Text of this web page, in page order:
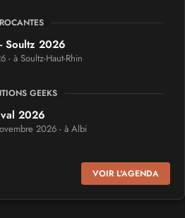
Soultz 2026
- à Soultz-Haut-Rhin
GEEKS
2026
2026 - à Albi
du jeu vidéo et des loisirs
VOIR L'AGENDA